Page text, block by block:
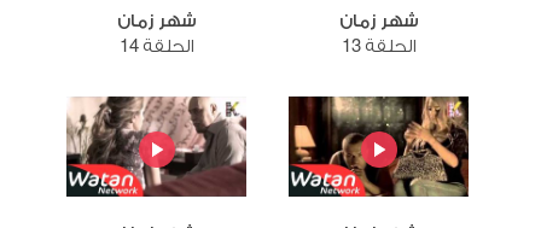
شهر زمان
الحلقة 13
شهر زمان
الحلقة 14